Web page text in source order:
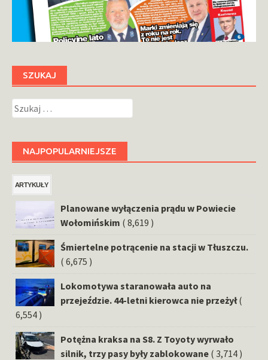
SZUKAJ
Szukaj:
NAJPOPULARNIEJSZE
ARTYKUŁY
Planowane wyłączenia prądu w Powiecie
Wołomińskim ( 8,619 )
Śmiertelne potrącenie na stacji w Tłuszczu.
( 6,675 )
Lokomotywa staranowała auto na
przejeździe. 44-letni kierowca nie przeżył (
6,554 )
Potężna kraksa na S8. Z Toyoty wyrwało
silnik, trzy pasy były zablokowane ( 3,714 )